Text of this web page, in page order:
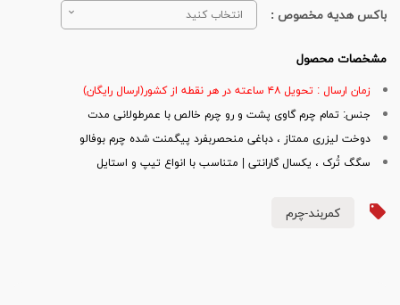
باکس هدیه مخصوص : انتخاب کنید
مشخصات محصول
زمان ارسال : تحویل ۴۸ ساعته در هر نقطه از کشور(ارسال رایگان)
جنس: تمام چرم گاوی پشت و رو چرم خالص با عمرطولانی مدت
دوخت لیزری ممتاز ، دباغی منحصربفرد پیگمنت شده چرم بوفالو
سگگ تُرک ، یکسال گارانتی | متناسب با انواع تیپ و استایل
کمربند-چرم